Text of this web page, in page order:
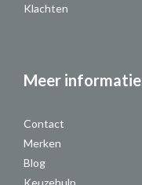
Klachten
Meer informatie
Contact
Merken
Blog
Keuzehulp